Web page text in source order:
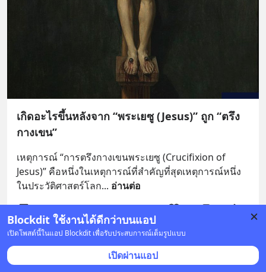
Blockdit ใช้งานได้ดีกว่าบนแอป
เปิดโพสต์นี้ในแอป Blockdit เพื่อรับประสบการณ์เต็มรูปแบบ
เปิดผ่านแอป
เกิดอะไรขึ้นหลังจาก “พระเยซู (Jesus)” ถูก “ตรึง
กางเขน”
เหตุการณ์ “การตรึงกางเขนพระเยซู (Crucifixion of
Jesus)” คือหนึ่งในเหตุการณ์ที่สำคัญที่สุดเหตุการณ์หนึ่ง
ในประวัติศาสตร์โลก... อ่านต่อ
Timeless History (ประวัติศาสตร์ไร้กาลเวลา) • ติดตาม
26 พ.ค. เวลา 12:13 • ประวัติศาสตร์